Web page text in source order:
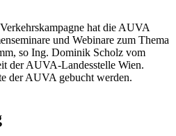
hat die AUVA
und Webinare zum Thema
so Ing. Dominik Scholz vom
der AUVA-Landesstelle Wien.
der AUVA gebucht werden.